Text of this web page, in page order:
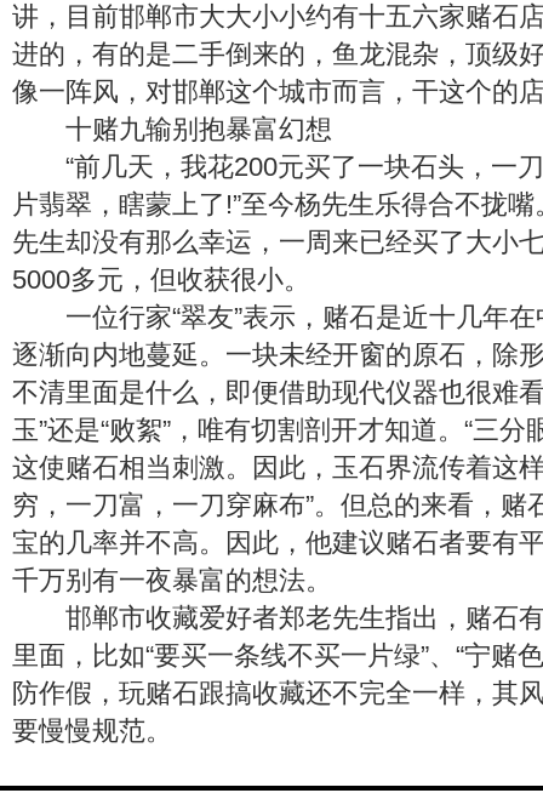
讲，目前邯郸市大大小小约有十五六家赌石
进的，有的是二手倒来的，鱼龙混杂，顶级
像一阵风，对邯郸这个城市而言，干这个的
十赌九输别抱暴富幻想
“前几天，我花200元买了一块石头，一
片翡翠，瞎蒙上了!”至今杨先生乐得合不拢
先生却没有那么幸运，一周来已经买了大小
5000多元，但收获很小。
一位行家“翠友”表示，赌石是近十几年在
逐渐向内地蔓延。一块未经开窗的原石，除
不清里面是什么，即便借助现代仪器也很难
玉”还是“败絮”，唯有切割剖开才知道。“三分
这使赌石相当刺激。因此，玉石界流传着这
穷，一刀富，一刀穿麻布”。但总的来看，赌
宝的几率并不高。因此，他建议赌石者要有
千万别有一夜暴富的想法。
邯郸市收藏爱好者郑老先生指出，赌石
里面，比如“要买一条线不买一片绿”、“宁赌
防作假，玩赌石跟搞收藏还不完全一样，其
要慢慢规范。